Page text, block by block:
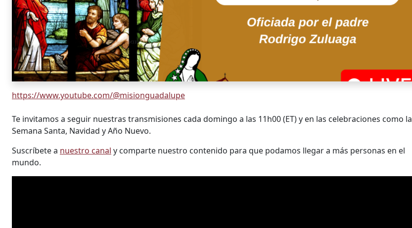
https://www.youtube.com/@misionguadalupe
Te invitamos a seguir nuestras transmisiones cada domingo a las 11h00 (ET) y en las celebraciones como la
Semana Santa, Navidad y Año Nuevo.
Suscríbete a nuestro canal y comparte nuestro contenido para que podamos llegar a más personas en el
mundo.